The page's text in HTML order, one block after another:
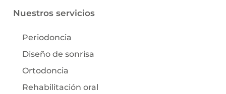
Nuestros servicios
Periodoncia
Diseño de sonrisa
Ortodoncia
Rehabilitación oral